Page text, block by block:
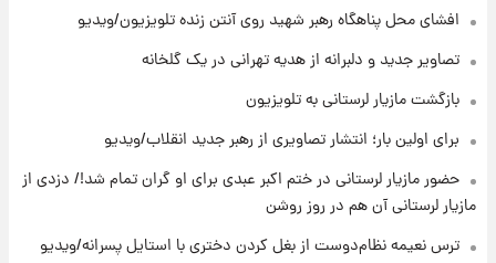
+جدول
۱۰ ساعت پیش
قیمت محصولات ایران‌خودرو و سایپا امروز شنبه
۱ روز پیش
افشای محل پناهگاه‌ رهبر شهید روی آنتن زنده تلویزیون/ویدیو
تصاویر جدید و دلبرانه از هدیه تهرانی در یک گلخانه
بازگشت مازیار لرستانی به تلویزیون
برای اولین بار؛ انتشار تصاویری از رهبر جدید انقلاب/ویدیو
حضور مازیار لرستانی در ختم اکبر عبدی برای او گران تمام شد!/ دزدی از
مازیار لرستانی آن هم در روز روشن
ترس نعیمه نظام‌دوست از بغل کردن دختری با استایل پسرانه/ویدیو